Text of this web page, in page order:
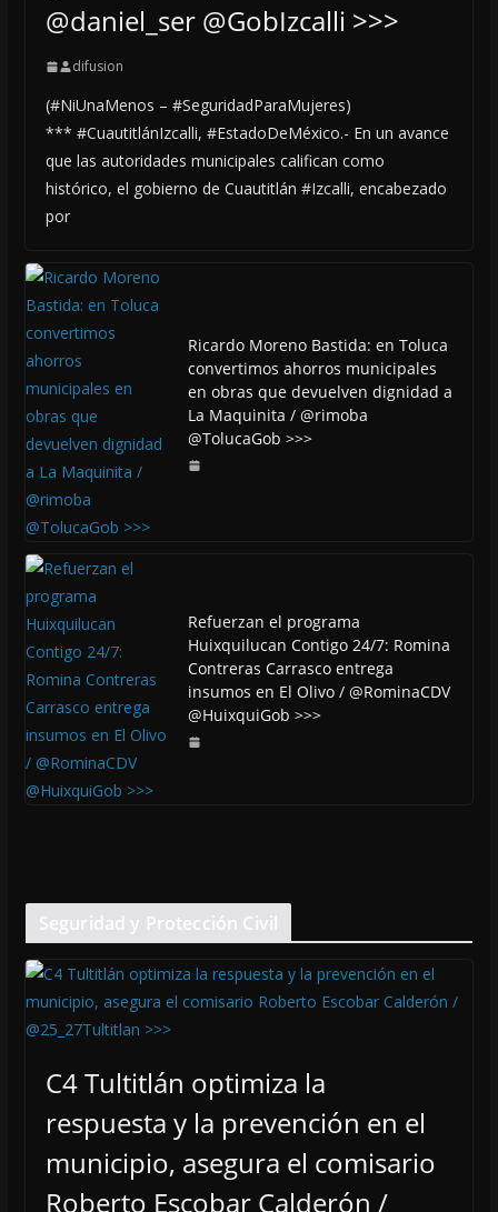
@daniel_ser @GobIzcalli >>>
difusion
(#NiUnaMenos – #SeguridadParaMujeres)
*** #CuautitlánIzcalli, #EstadoDeMéxico.- En un avance
que las autoridades municipales califican como
histórico, el gobierno de Cuautitlán #Izcalli, encabezado
por
Ricardo Moreno Bastida: en Toluca
convertimos ahorros municipales
en obras que devuelven dignidad a
La Maquinita / @rimoba
@TolucaGob >>>
Refuerzan el programa
Huixquilucan Contigo 24/7: Romina
Contreras Carrasco entrega
insumos en El Olivo / @RominaCDV
@HuixquiGob >>>
Seguridad y Protección Civil
C4 Tultitlán optimiza la
respuesta y la prevención en el
municipio, asegura el comisario
Roberto Escobar Calderón /